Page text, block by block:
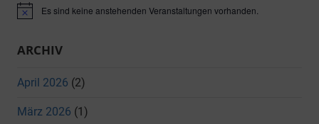
HinweisEs sind keine anstehenden Veranstaltungen vorhanden.
ARCHIV
April 2026 (2)
März 2026 (1)